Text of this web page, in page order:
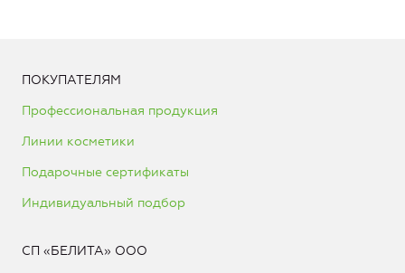
ПОКУПАТЕЛЯМ
Профессиональная продукция
Линии косметики
Подарочные сертификаты
Индивидуальный подбор
СП «БЕЛИТА» ООО